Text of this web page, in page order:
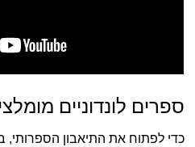
ספרים לונדוניים
כדי לפתוח את התיאבון